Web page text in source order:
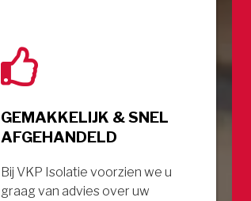
GEMAKKELIJK & SNEL
AFGEHANDELD
Bij VKP Isolatie voorzien we u
graag van advies over uw